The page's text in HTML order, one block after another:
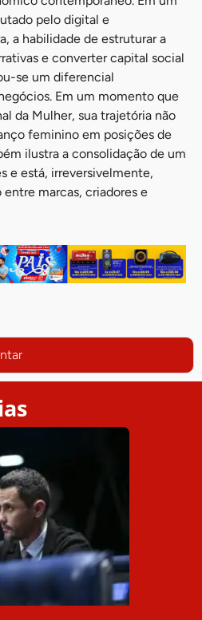
pelo digital e
a habilidade de estruturar a
e converter capital social
se um diferencial
Em um momento que
da Mulher, sua trajetória não
feminino em posições de
ilustra a consolidação de um
e está, irreversivelmente,
marcas, criadores e